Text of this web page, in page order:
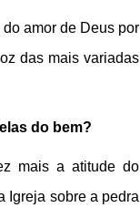
amor de Deus por
das mais variadas
do bem?
mais a atitude do
Igreja sobre a pedra